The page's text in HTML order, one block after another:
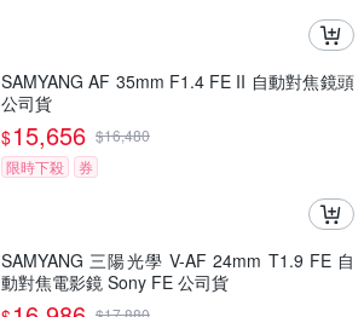
SAMYANG AF 35mm F1.4 FE II 自動對焦鏡頭
公司貨
$15,656 $16,480
限時下殺
券
SAMYANG 三陽光學 V-AF 24mm T1.9 FE 自
動對焦電影鏡 Sony FE 公司貨